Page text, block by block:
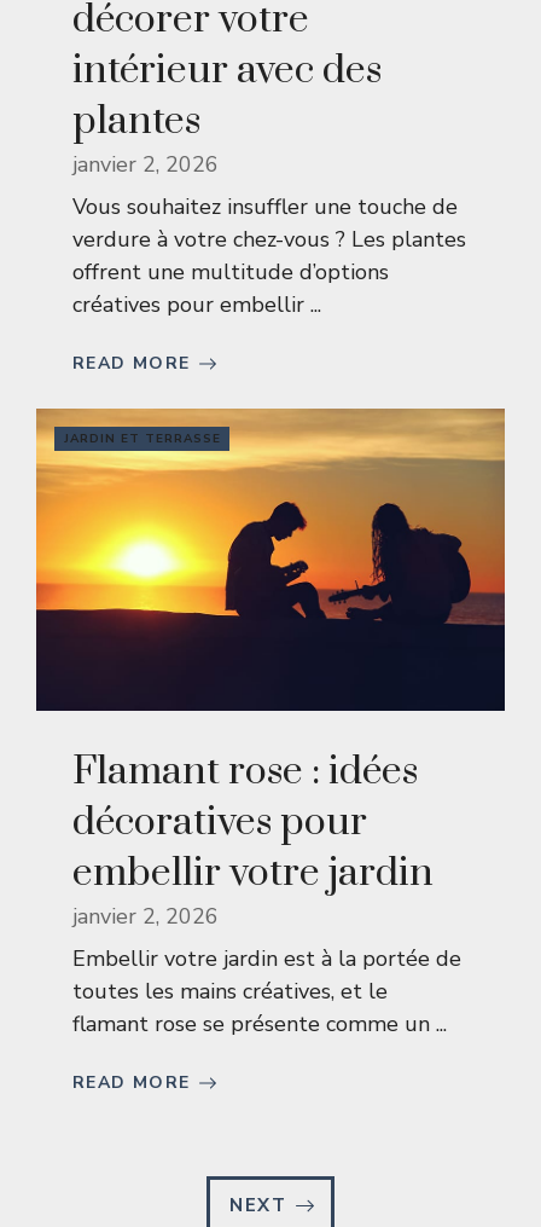
décorer votre
intérieur avec des
plantes
janvier 2, 2026
Vous souhaitez insuffler une touche de
verdure à votre chez-vous ? Les plantes
offrent une multitude d’options
créatives pour embellir ...
READ MORE
JARDIN ET TERRASSE
Flamant rose : idées
décoratives pour
embellir votre jardin
janvier 2, 2026
Embellir votre jardin est à la portée de
toutes les mains créatives, et le
flamant rose se présente comme un ...
READ MORE
NEXT